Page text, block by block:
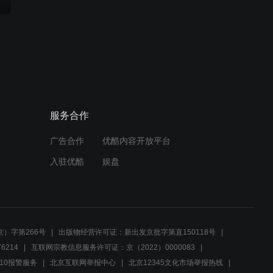
服务合作
广告合作 优酷内容开放平台
入驻优酷 娱盘
）字第266号
出版物经营许可证：新出发京批字第直150118号
互联网宗教信息服务许可证：京（2022）0000083
报警服务
北京互联网举报中心 北京12345文化市场举报热线